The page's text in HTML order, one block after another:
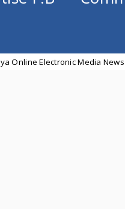
Online Electronic Media